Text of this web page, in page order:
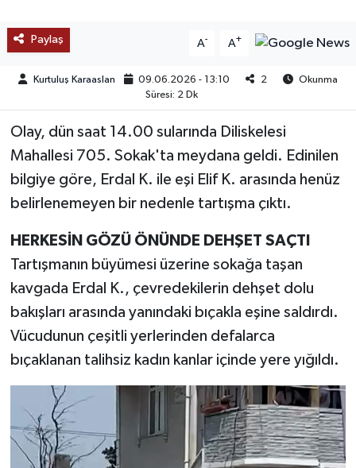
Paylaş A- A+
Kurtuluş Karaaslan 09.06.2026 - 13:10 2
Okunma
Süresi: 2 Dk
Olay, dün saat 14.00 sularında Diliskelesi
Mahallesi 705. Sokak'ta meydana geldi. Edinilen
bilgiye göre, Erdal K. ile eşi Elif K. arasında henüz
belirlenemeyen bir nedenle tartışma çıktı.
HERKESİN GÖZÜ ÖNÜNDE DEHŞET SAÇTI
Tartışmanın büyümesi üzerine sokağa taşan
kavgada Erdal K., çevredekilerin dehşet dolu
bakışları arasında yanındaki bıçakla eşine saldırdı.
Vücudunun çeşitli yerlerinden defalarca
bıçaklanan talihsiz kadın kanlar içinde yere yığıldı.
OTOMOTİV
TEKNOLOJİ
YAŞAM